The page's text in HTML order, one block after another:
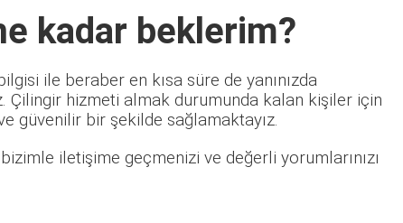
kadar beklerim?
ile beraber en kısa süre de yanınızda
Çilingir hizmeti almak durumunda kalan kişiler için
güvenilir bir şekilde sağlamaktayız.
iletişime geçmenizi ve değerli yorumlarınızı